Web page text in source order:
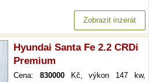
Zobrazit inzerát
Hyundai Santa Fe 2.2 CRDi
Premium
Cena: 830000Kč, výkon 147 kw,